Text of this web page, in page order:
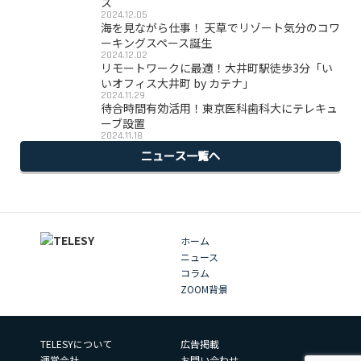
2024.12.05
海を見ながら仕事！ 天草でリゾート気分のコワ
ーキングスペース誕生
2024.12.02
リモートワークに最適！大井町駅徒歩3分「い
いオフィス大井町 by カテナ」
2024.11.29
待合時間有効活用！東京医科歯科大にテレキュ
ーブ設置
2024.11.18
ニュース一覧へ
ホーム
ニュース
コラム
ZOOM背景
TELESYについて
広告掲載